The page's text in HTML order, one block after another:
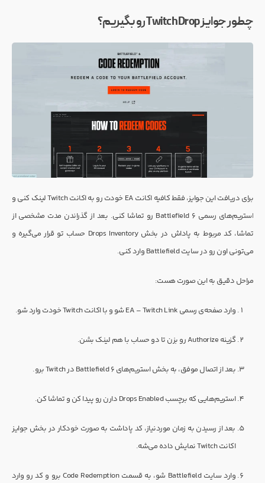
چطور جوایز Twitch Drop رو بگیریم؟
برای دریافت این جوایز، فقط کافیه اکانت EA خودت رو به اکانت Twitch لینک کنی و
استریم‌های رسمی Battlefield 6 رو تماشا کنی. بعد از گذراندن مدت مشخصی از
تماشا، کد مربوط به پاداش در بخش Drops Inventory حساب تو قرار می‌گیره و
می‌تونی اون رو در سایت Battlefield وارد کنی.
مراحل دقیق به این صورت هست:
وارد صفحه‌ی رسمی EA – Twitch Link شو و با اکانت Twitch خودت وارد شو.
گزینه Authorize رو بزن تا دو حساب با هم لینک بشن.
بعد از اتصال موفق، به بخش استریم‌های Battlefield 6 در Twitch برو.
استریم‌هایی که برچسب Drops Enabled دارن رو پیدا کن و تماشا کن.
بعد از رسیدن به زمان موردنیاز، کد پاداشت به صورت خودکار در بخش جوایز
اکانت Twitch نمایش داده می‌شه.
وارد سایت Battlefield شو، به قسمت Code Redemption برو و کد رو وارد